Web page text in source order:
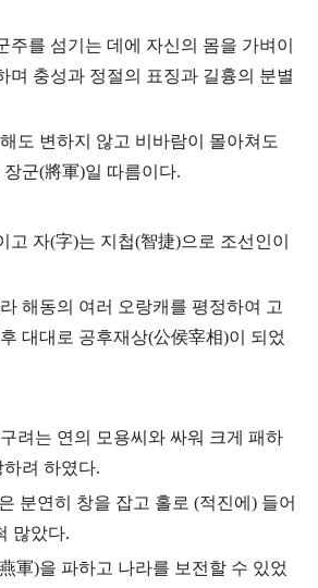
주를 섬기는 데에 자신의 몸을 가벼이
며 충성과 정절의 표징과 길흉의 분별
도 변하지 않고 비바람이 몰아쳐도
장군(將軍)일 따름이다.
고 자(字)는 지첩(智捷)으로 조선인이
해동의 여러 오랑캐를 평정하여 고
대대로 공후재상(公侯宰相)이 되었
려는 연의 모용씨와 싸워 크게 패하
려 하였다.
분연히 창을 잡고 홀로 (적진에) 들어
많았다.
軍)을 파하고 나라를 보전할 수 있었